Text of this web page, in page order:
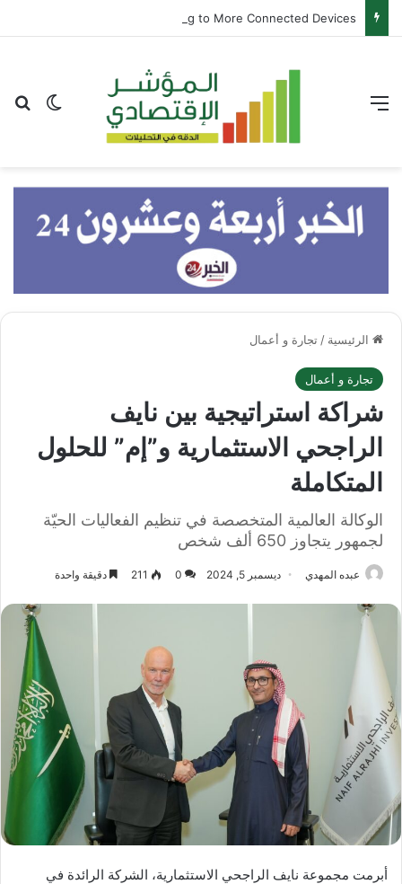
الوضع
الرئيسية / تجارة و أعمال
تجارة و أعمال
شراكة استراتيجية بين نايف
الراجحي الاستثمارية و”إم” للحلول
المتكاملة
الوكالة العالمية المتخصصة في تنظيم الفعاليات الحيّة
لجمهور يتجاوز 650 ألف شخص
عبده المهدي ديسمبر 5, 2024 0
211 دقيقة واحدة
أبرمت مجموعة نايف الراجحي الاستثمارية، الشركة الرائدة في